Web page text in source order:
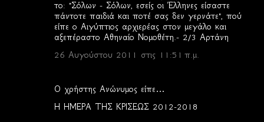
το: "Σόλων - Σόλων, εσείς οι Έλληνες είσαστε
πάντοτε παιδιά και ποτέ σας δεν γερνάτε", πού
είπε ο Αιγύπτιος αρχιερέας στον μεγάλο και
αξεπέραστο Αθηναίο Νομοθέτη.- 2/3 Αρτάνη
26 Αυγούστου 2011 στις 11:51 π.μ.
Ο χρήστης Ανώνυμος είπε…
Η ΗΜΕΡΑ ΤΗΣ ΚΡΙΣΕΩΣ 2012-2018